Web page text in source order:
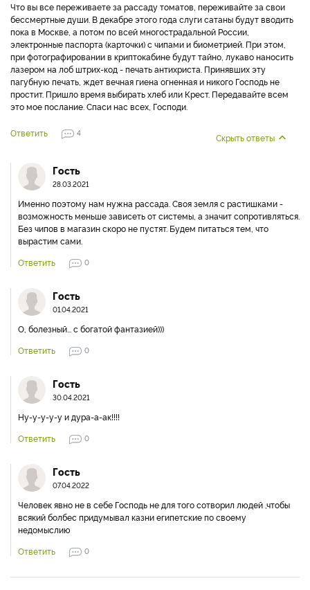
Что вы все переживаете за рассаду томатов, переживайте за свои
бессмертные души. В декабре этого года слуги сатаны будут вводить
пока в Москве, а потом по всей многострадальной России,
электронные паспорта (карточки) с чипами и биометрией. При этом,
при фотографировании в криптокабине будут тайно, лукаво наносить
лазером на лоб штрих-код - печать антихриста. Принявших эту
пагубную печать, ждет вечная гиена огненная и никого Господь не
простит. Пришло время выбирать хлеб или Крест. Передавайте всем
это мое послание. Спаси нас всех, Господи.
Ответить 4 Скрыть ответы
Гость
28.03.2021
Именно поэтому нам нужна рассада. Своя земля с растишками -
возможность меньше зависеть от системы, а значит сопротивляться.
Без чипов в магазин скоро не пустят. Будем питаться тем, что
вырастим сами.
Ответить
0
Гость
01.04.2021
О, болезный... с богатой фантазией)))
Ответить
0
Гость
30.04.2021
Ну-у-у-у-у и дура-а-ак!!!!
Ответить
0
Гость
07.04.2022
Человек явно не в себе Господь не для того сотворил людей ,чтобы
всякий болбес придумывал казни египетские по своему
недомыслию
Ответить
0